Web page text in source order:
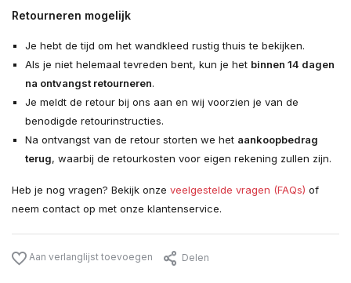
Retourneren mogelijk
Je hebt de tijd om het wandkleed rustig thuis te bekijken.
Als je niet helemaal tevreden bent, kun je het binnen 14 dagen
na ontvangst retourneren.
Je meldt de retour bij ons aan en wij voorzien je van de
benodigde retourinstructies.
Na ontvangst van de retour storten we het aankoopbedrag
terug, waarbij de retourkosten voor eigen rekening zullen zijn.
Heb je nog vragen? Bekijk onze veelgestelde vragen (FAQs) of
neem contact op met onze klantenservice.
Aan verlanglijst toevoegen Delen